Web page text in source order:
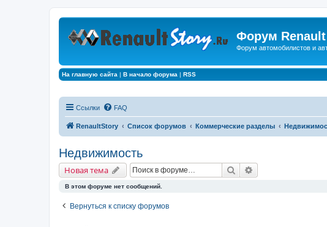
Форум Renault
Форум автомобилистов и
На главную сайта | В начало форума | RSS
Ссылки FAQ
RenaultStory Список форумов Коммерческие разделы
Недвижимость
Новая тема Поиск
В этом форуме нет сообщений.
Вернуться к списку форумов